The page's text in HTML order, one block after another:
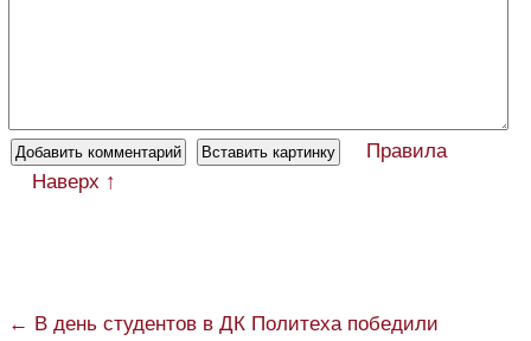
Правила
Наверх ↑
← В день студентов в ДК Политеха победили